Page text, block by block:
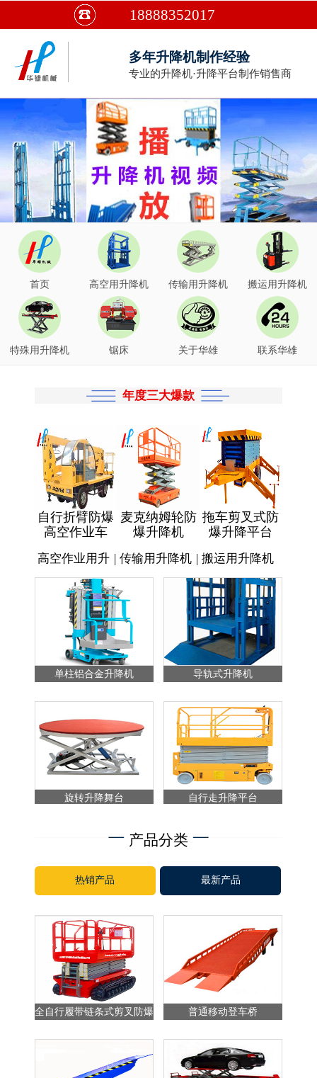
18888352017
多年升降机制作经验
专业的升降机·升降平台制作销售商
首页 高空用升降机 传输用升降机 搬运用升降机
特殊用升降机 锯床 关于华雄 联系华雄
年度三大爆款
自行折臂防爆
高空作业车
麦克纳姆轮防
爆升降机
拖车剪叉式防
爆升降平台
高空作业用升 | 传输用升降机 | 搬运用升降机
单柱铝合金升降机 导轨式升降机
旋转升降舞台 自行走升降平台
产品分类
热销产品 最新产品
全自行履带链条式剪叉防爆
普通移动登车桥